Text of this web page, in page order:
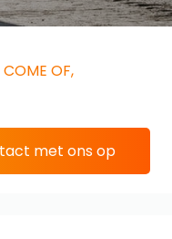
COME OF,
met ons op